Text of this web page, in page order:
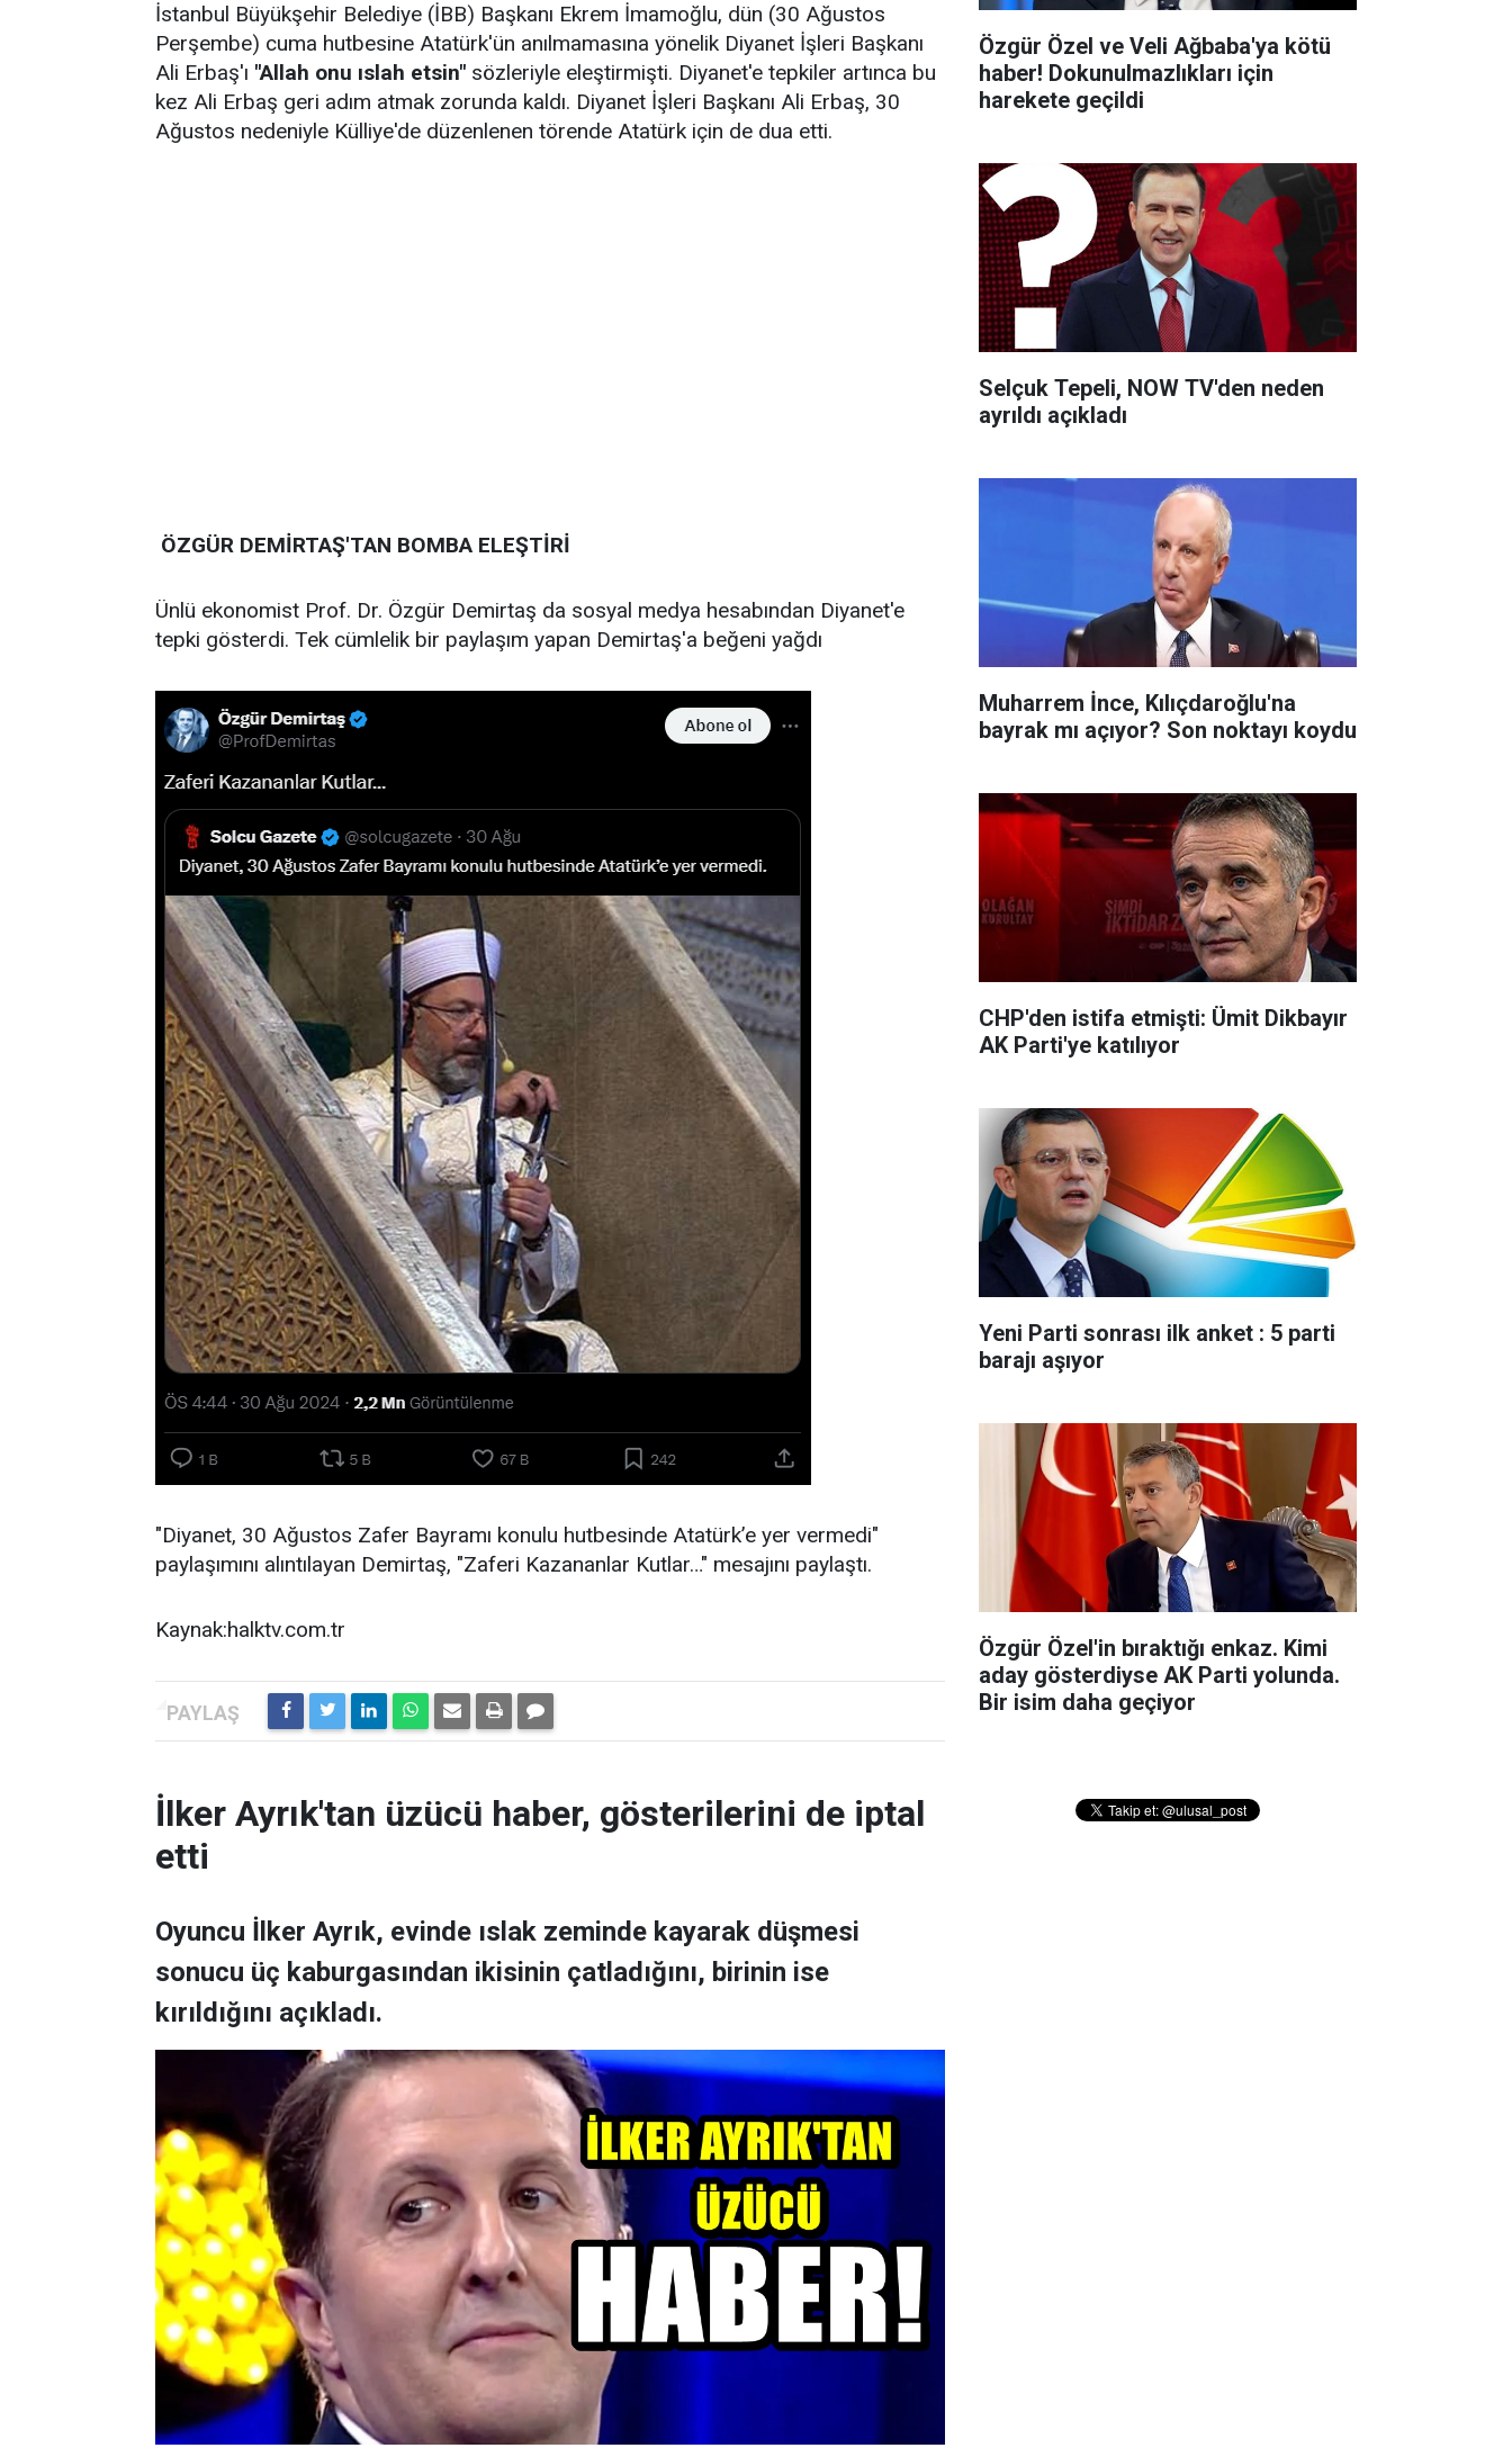
İstanbul Büyükşehir Belediye (İBB) Başkanı Ekrem İmamoğlu, dün (30 Ağustos
Perşembe) cuma hutbesine Atatürk'ün anılmamasına yönelik Diyanet İşleri Başkanı
Ali Erbaş'ı "Allah onu ıslah etsin" sözleriyle eleştirmişti. Diyanet'e tepkiler artınca bu
kez Ali Erbaş geri adım atmak zorunda kaldı. Diyanet İşleri Başkanı Ali Erbaş, 30
Ağustos nedeniyle Külliye'de düzenlenen törende Atatürk için de dua etti.
ÖZGÜR DEMİRTAŞ'TAN BOMBA ELEŞTİRİ
Ünlü ekonomist Prof. Dr. Özgür Demirtaş da sosyal medya hesabından Diyanet'e
tepki gösterdi. Tek cümlelik bir paylaşım yapan Demirtaş'a beğeni yağdı
"Diyanet, 30 Ağustos Zafer Bayramı konulu hutbesinde Atatürk’e yer vermedi"
paylaşımını alıntılayan Demirtaş, "Zaferi Kazananlar Kutlar…" mesajını paylaştı.
Kaynak:halktv.com.tr
İlker Ayrık'tan üzücü haber, gösterilerini de iptal
etti
Oyuncu İlker Ayrık, evinde ıslak zeminde kayarak düşmesi
sonucu üç kaburgasından ikisinin çatladığını, birinin ise
kırıldığını açıkladı.
Özgür Özel ve Veli Ağbaba'ya kötü
haber! Dokunulmazlıkları için
harekete geçildi
Selçuk Tepeli, NOW TV'den neden
ayrıldı açıkladı
Muharrem İnce, Kılıçdaroğlu'na
bayrak mı açıyor? Son noktayı koydu
CHP'den istifa etmişti: Ümit Dikbayır
AK Parti'ye katılıyor
Yeni Parti sonrası ilk anket : 5 parti
barajı aşıyor
Özgür Özel'in bıraktığı enkaz. Kimi
aday gösterdiyse AK Parti yolunda.
Bir isim daha geçiyor